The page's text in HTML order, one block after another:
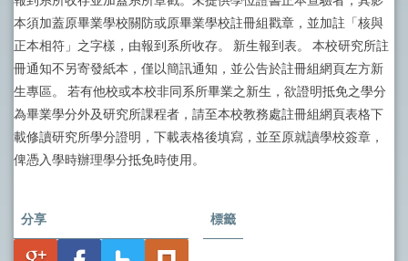
本須加蓋原畢業學校關防或原畢業學校註冊組戳章，並加註「核與
正本相符」之字樣，由報到系所收存。 新生報到表。 本校研究所註
冊通知不另寄發紙本，僅以簡訊通知，並公告於註冊組網頁左方新
生專區。 若有他校或本校非同系所畢業之新生，欲證明抵免之學分
為畢業學分外及研究所課程者，請至本校教務處註冊組網頁表格下
載修讀研究所學分證明，下載表格後填寫，並至原就讀學校簽章，
俾憑入學時辦理學分抵免時使用。
分享 標籤